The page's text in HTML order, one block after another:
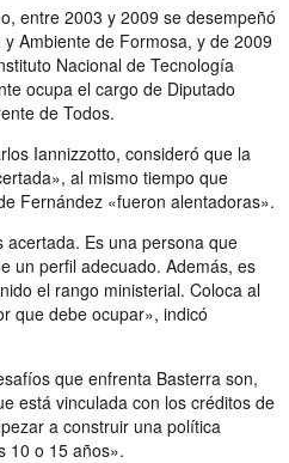
entre 2003 y 2009 se desempeñó
Ambiente de Formosa, y de 2009
Nacional de Tecnología
ocupa el cargo de Diputado
de Todos.
Iannizzotto, consideró que la
al mismo tiempo que
Fernández «fueron alentadoras».
Es una persona que
un perfil adecuado. Además, es
el rango ministerial. Coloca al
que debe ocupar», indicó
que enfrenta Basterra son,
está vinculada con los créditos de
a construir una política
10 o 15 años».